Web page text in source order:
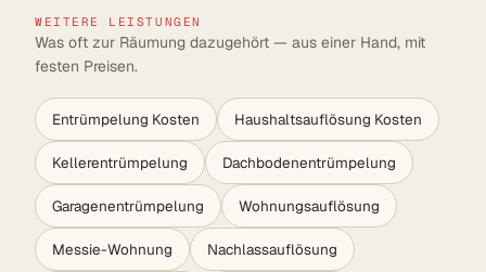
WEITERE LEISTUNGEN
Was oft zur Räumung dazugehört — aus einer Hand, mit
festen Preisen.
Entrümpelung Kosten Haushaltsauflösung Kosten
Kellerentrümpelung Dachbodenentrümpelung
Garagenentrümpelung Wohnungsauflösung
Messie-Wohnung Nachlassauflösung